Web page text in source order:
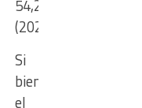
54,2%
(2025).
Si
bien
el